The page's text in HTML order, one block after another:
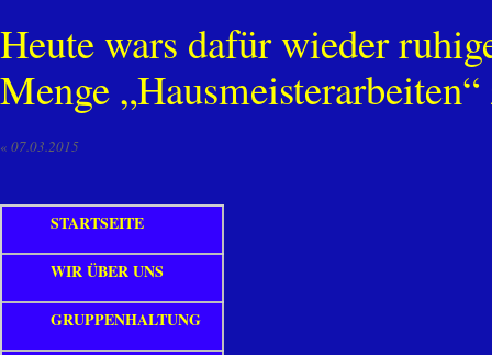
Heute wars dafür wieder
Menge
« 07.03.2015
STARTSEITE
WIR ÜBER UNS
GRUPPENHALTUNG